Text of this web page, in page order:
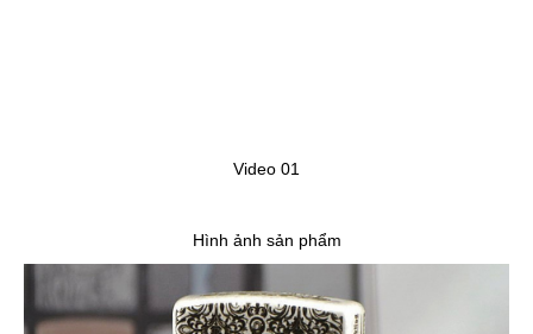
Video 01
Hình ảnh sản phẩm